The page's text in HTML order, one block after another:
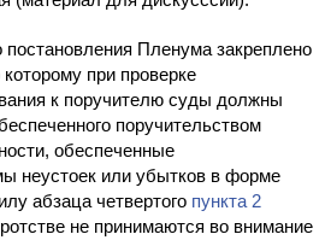
постановления Пленума закреплено
при проверке
к поручителю суды должны
поручительством
обеспеченные
неустоек или убытков в форме
абзаца четвертого пункта 2
не принимаются во внимание